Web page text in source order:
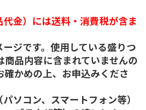
金）には送料・消費税が含ま
ジです。使用している盛りつ
商品内容に含まれていませんの
確かめの上、お申込みくださ
ソコン、スマートフォン等）